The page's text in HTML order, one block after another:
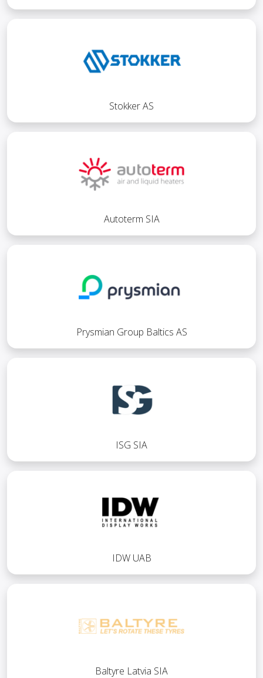
Stokker AS
Autoterm SIA
Prysmian Group Baltics AS
ISG SIA
IDW UAB
Baltyre Latvia SIA